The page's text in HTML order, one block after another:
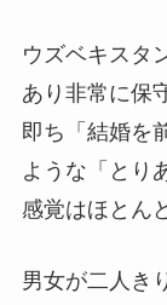
ウズベキスタ
あり非常に保
即ち「結婚を
ような「とり
感覚はほとん
男女が二人き